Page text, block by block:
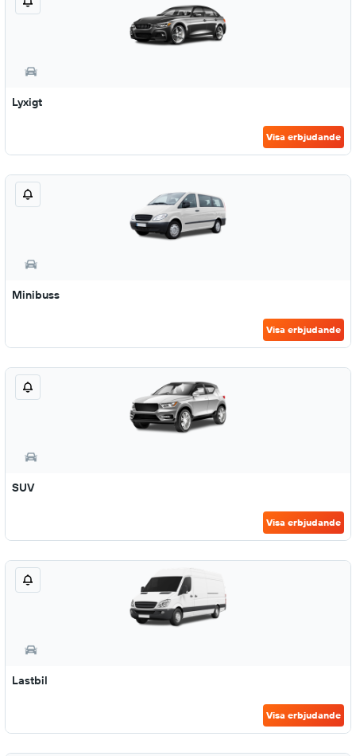
Lyxigt
Visa erbjudande
Minibuss
Visa erbjudande
SUV
Visa erbjudande
Lastbil
Visa erbjudande